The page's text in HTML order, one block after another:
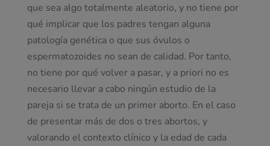
que sea algo totalmente aleatorio, y no tiene por
qué implicar que los padres tengan alguna
patología genética o que sus óvulos o
espermatozoides no sean de calidad. Por tanto,
no tiene por qué volver a pasar, y a priori no es
necesario llevar a cabo ningún estudio de la
pareja si se trata de un primer aborto. En el caso
de presentar más de dos o tres abortos, y
valorando el contexto clínico y la edad de cada